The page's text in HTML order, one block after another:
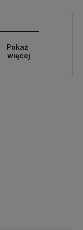
Pokaż
więcej